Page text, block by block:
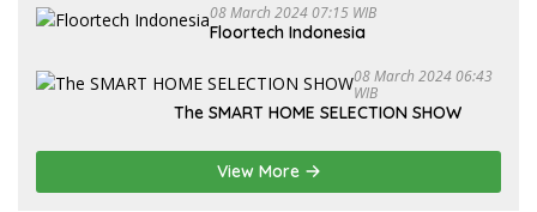
08 March 2024 07:15 WIB
Floortech Indonesia
08 March 2024 06:43
WIB
The SMART HOME SELECTION SHOW
View More